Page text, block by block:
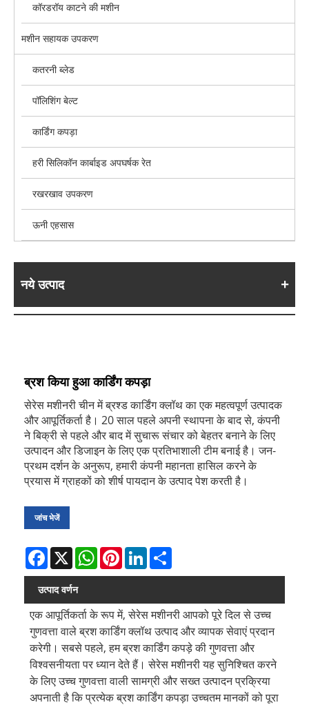
कॉरडरॉय काटने की मशीन
मशीन सहायक उपकरण
कतरनी ब्लेड
पॉलिशिंग बेल्ट
कार्डिंग कपड़ा
हरी सिलिकॉन कार्बाइड अपघर्षक रेत
रखरखाव उपकरण
ऊनी एहसास
नये उत्पाद
ब्रश किया हुआ कार्डिंग कपड़ा
सेरेस मशीनरी चीन में ब्रश्ड कार्डिंग क्लॉथ का एक महत्वपूर्ण उत्पादक
और आपूर्तिकर्ता है। 20 साल पहले अपनी स्थापना के बाद से, कंपनी
ने बिक्री से पहले और बाद में सुचारू संचार को बेहतर बनाने के लिए
उत्पादन और डिजाइन के लिए एक प्रतिभाशाली टीम बनाई है। जन-
प्रथम दर्शन के अनुरूप, हमारी कंपनी महानता हासिल करने के
प्रयास में ग्राहकों को शीर्ष पायदान के उत्पाद पेश करती है।
जांच भेजें
Facebook
X WhatsAppPinterestLinkedIn
उत्पाद वर्णन
एक आपूर्तिकर्ता के रूप में, सेरेस मशीनरी आपको पूरे दिल से उच्च
गुणवत्ता वाले ब्रश कार्डिंग क्लॉथ उत्पाद और व्यापक सेवाएं प्रदान
करेगी। सबसे पहले, हम ब्रश कार्डिंग कपड़े की गुणवत्ता और
विश्वसनीयता पर ध्यान देते हैं। सेरेस मशीनरी यह सुनिश्चित करने
के लिए उच्च गुणवत्ता वाली सामग्री और सख्त उत्पादन प्रक्रिया
अपनाती है कि प्रत्येक ब्रश कार्डिंग कपड़ा उच्चतम मानकों को पूरा